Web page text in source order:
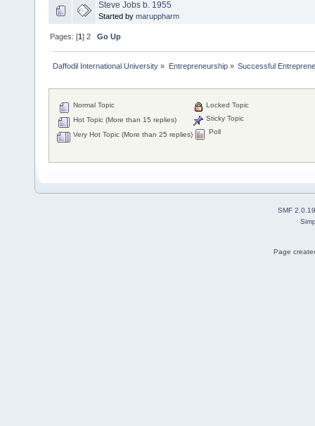
Steve Jobs b. 1955
Started by maruppharm
Pages: [1]2 Go Up
Daffodil International University » Entrepreneurship» Successful
Normal Topic
Hot Topic (More than 15 replies)
Very Hot Topic (More than 25 replies)
Locked Topic
Sticky Topic
Poll
SMF 2.0.19
Page